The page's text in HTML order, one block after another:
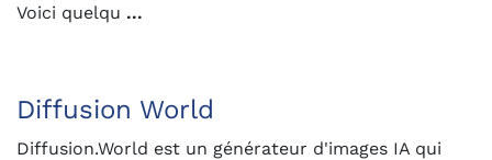
Voici quelqu ...
Diffusion World
Diffusion.World est un générateur d'images IA qui